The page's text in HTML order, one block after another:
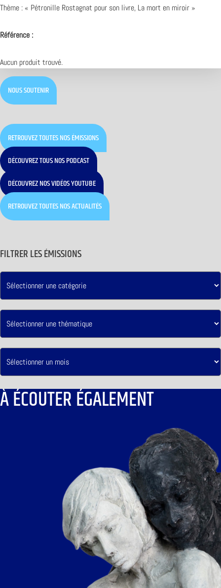
Thème : « Pétronille Rostagnat pour son livre, La mort en miroir »
Référence :
Aucun produit trouvé.
NOUS SOUTENIR
RETROUVEZ TOUTES NOS ÉMISSIONS
DÉCOUVREZ TOUS NOS PODCAST
DÉCOUVREZ NOS VIDÉOS YOUTUBE
RETROUVEZ TOUTES NOS ACTUALITÉS
FILTRER LES ÉMISSIONS
À ÉCOUTER ÉGALEMENT